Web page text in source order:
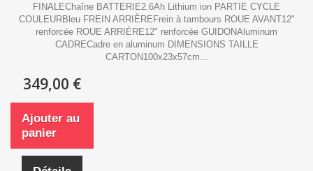
FINALEChaîne BATTERIE2.6Ah Lithium ion PARTIE CYCLE
COULEURBleu FREIN ARRIÈREFrein à tambours ROUE AVANT12"
renforcée ROUE ARRIÈRE12" renforcée GUIDONAluminum
CADRECadre en aluminum DIMENSIONS TAILLE
CARTON100x23x57cm...
349,00 €
Ajouter au
panier